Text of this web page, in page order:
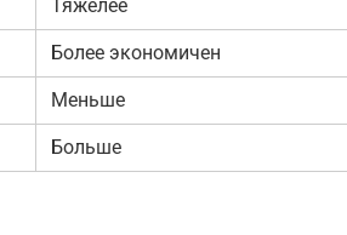
Тяжелее
Более экономичен
Меньше
Больше